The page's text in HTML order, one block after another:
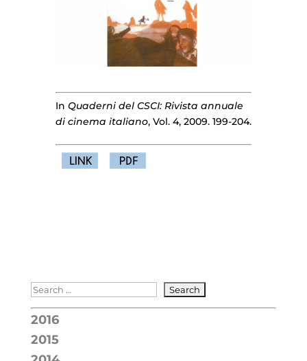
In Quaderni del CSCI: Rivista annuale
di cinema italiano, Vol. 4, 2009. 199-204.
2016
2015